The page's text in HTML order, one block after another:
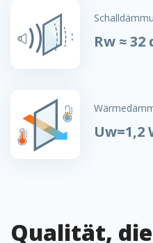
Rw ≈ 32
Uw=1,2
Qualität,